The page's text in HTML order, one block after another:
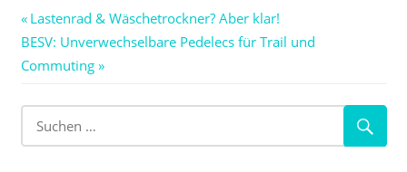
Beitragsnavigation
Vorheriger
Beitrag:
Lastenrad & Wäschetrockner? Aber klar!
Nächster
Beitrag:
BESV: Unverwechselbare Pedelecs für Trail und
Commuting